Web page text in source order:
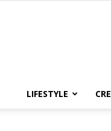
LIFESTYLE